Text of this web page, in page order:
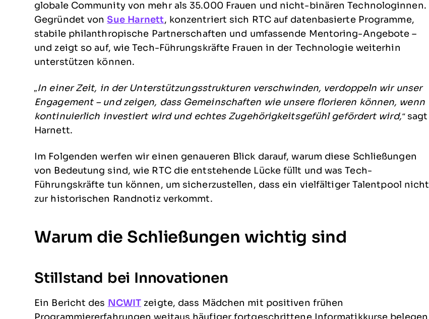
globale Community von mehr als 35.000 Frauen und nicht-binären Technologinnen.
Gegründet vonSue Harnett, konzentriert sich RTC auf datenbasierte Programme,
stabile philanthropische Partnerschaften und umfassende Mentoring-Angebote –
und zeigt so auf, wie Tech-Führungskräfte Frauen in der Technologie weiterhin
unterstützen können.
„In einer Zeit, in der Unterstützungsstrukturen verschwinden, verdoppeln wir unser
Engagement – und zeigen, dass Gemeinschaften wie unsere florieren können, wenn
kontinuierlich investiert wird und echtes Zugehörigkeitsgefühl gefördert wird,“sagt
Harnett.
Im Folgenden werfen wir einen genaueren Blick darauf, warum diese Schließungen
von Bedeutung sind, wie RTC die entstehende Lücke füllt und was Tech-
Führungskräfte tun können, um sicherzustellen, dass ein vielfältiger Talentpool nicht
zur historischen Randnotiz verkommt.
Warum die Schließungen wichtig sind
Stillstand bei Innovationen
Ein Bericht des NCWIT zeigte, dass Mädchen mit positiven frühen
Programmiererfahrungen weitaus häufiger fortgeschrittene Informatikkurse belegen